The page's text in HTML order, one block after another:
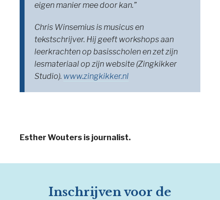
eigen manier mee door kan.”
Chris Winsemius is musicus en
tekstschrijver. Hij geeft workshops aan
leerkrachten op basisscholen en zet zijn
lesmateriaal op zijn website (Zingkikker
Studio). www.zingkikker.nl
Esther Wouters is journalist.
Inschrijven voor de